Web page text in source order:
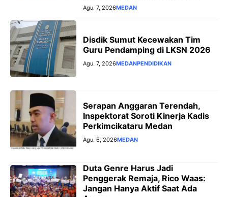
Agu. 7, 2026MEDAN
Disdik Sumut Kecewakan Tim
Guru Pendamping di LKSN 2026
Agu. 7, 2026MEDANPENDIDIKAN
Serapan Anggaran Terendah,
Inspektorat Soroti Kinerja Kadis
Perkimcikataru Medan
Agu. 6, 2026MEDAN
Duta Genre Harus Jadi
Penggerak Remaja, Rico Waas:
Jangan Hanya Aktif Saat Ada